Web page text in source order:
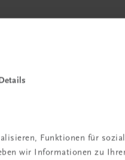
Funktionen für
wir Informationen zu